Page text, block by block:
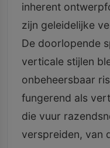
inherent
zijn geleidelijke
De doorlopende
verticale stijlen
onbeheersbaar
fungerend als
die vuur
verspreiden, van